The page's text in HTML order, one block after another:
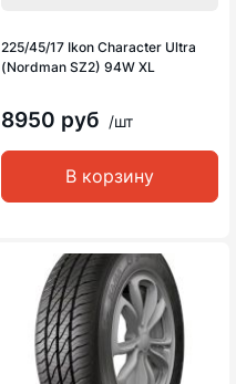
225/45/17 Ikon Character Ultra
(Nordman SZ2) 94W XL
8950 руб /шт
В корзину